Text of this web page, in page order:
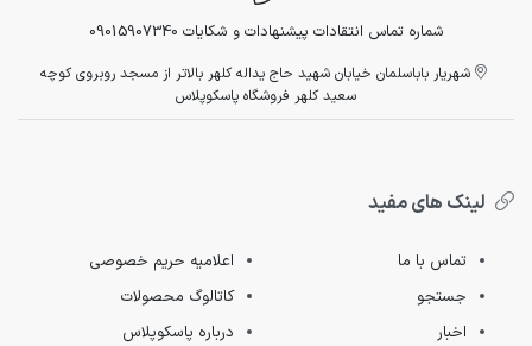
شماره تماس انتقادات پیشنهادات و شکایات 09015907340
شهریار باباسلمان خیابان شهید حاج یداله کلهر بالاتر از مسجد روبروی کوچه
سعید کلهر فروشگاه پاسکوپلاس
لینک های مفید
تماس با ما
جستجو
اخبار
اعلامیه حریم خصوصی
کاتالوگ محصولات
درباره پاسکوپلاس